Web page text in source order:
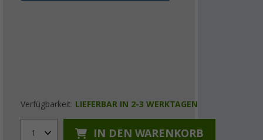
Verfügbarkeit: LIEFERBAR IN 2-3 WERKTAGEN
1 IN DEN WARENKORB